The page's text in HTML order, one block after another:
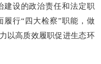
建设的政治责任和法定职
履行“四大检察”职能，做
以高质效履职促进生态环